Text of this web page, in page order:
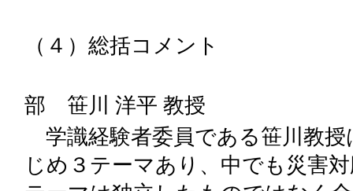
（４）総括コメント
部 笹川 洋平 教授
学識経験者委員である笹川教授
じめ３テーマあり、中でも災害